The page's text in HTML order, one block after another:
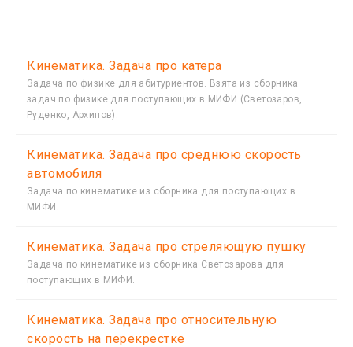
Кинематика. Задача про катера
Задача по физике для абитуриентов. Взята из сборника
задач по физике для поступающих в МИФИ (Светозаров,
Руденко, Архипов).
Кинематика. Задача про среднюю скорость
автомобиля
Задача по кинематике из сборника для поступающих в
МИФИ.
Кинематика. Задача про стреляющую пушку
Задача по кинематике из сборника Светозарова для
поступающих в МИФИ.
Кинематика. Задача про относительную
скорость на перекрестке